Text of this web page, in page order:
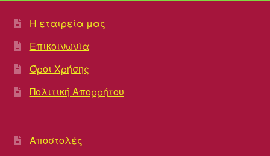
Η εταιρεία μας
Επικοινωνία
Όροι Χρήσης
Πολιτική Απορρήτου
Αποστολές